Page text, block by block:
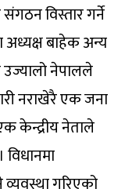
विस्तार गर्ने
अध्यक्ष बाहेक अन्य
उज्यालो नेपालले
नराखेरै एक जना
केन्द्रीय नेताले